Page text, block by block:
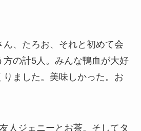
、たろお、それと初めて会
方の計5人。みんな鴨血が大好
りました。美味しかった。お
人ジェニーとお茶。そしてタ